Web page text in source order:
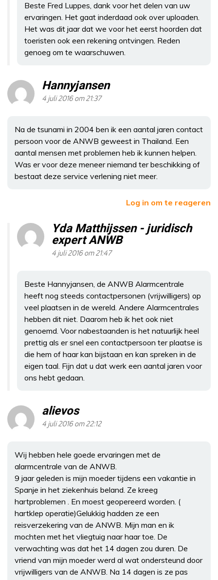
Beste Fred Luppes, dank voor het delen van uw
ervaringen. Het gaat inderdaad ook over uploaden.
Het was dit jaar dat we voor het eerst hoorden dat
toeristen ook een rekening ontvingen. Reden
genoeg om te waarschuwen.
Hannyjansen
4 juli 2016 om 21:37
Na de tsunami in 2004 ben ik een aantal jaren contact
persoon voor de ANWB geweest in Thailand. Een
aantal mensen met problemen heb ik kunnen helpen.
Was er voor deze meneer niemand ter beschikking of
bestaat deze service verlening niet meer.
Log in om te reageren
Yda Matthijssen - juridisch
expert ANWB
4 juli 2016 om 21:47
Beste Hannyjansen, de ANWB Alarmcentrale
heeft nog steeds contactpersonen (vrijwilligers) op
veel plaatsen in de wereld. Andere Alarmcentrales
hebben dit niet. Daarom heb ik het ook niet
genoemd. Voor nabestaanden is het natuurlijk heel
prettig als er snel een contactpersoon ter plaatse is
die hem of haar kan bijstaan en kan spreken in de
eigen taal. Fijn dat u dat werk een aantal jaren voor
ons hebt gedaan.
alievos
4 juli 2016 om 22:12
Wij hebben hele goede ervaringen met de
alarmcentrale van de ANWB.
9 jaar geleden is mijn moeder tijdens een vakantie in
Spanje in het ziekenhuis beland. Ze kreeg
hartproblemen . En moest geopereerd worden. (
hartklep operatie)Gelukkig hadden ze een
reisverzekering van de ANWB. Mijn man en ik
mochten met het vliegtuig naar haar toe. De
verwachting was dat het 14 dagen zou duren. De
vriend van mijn moeder werd al wat ondersteund door
vrijwilligers van de ANWB. Na 14 dagen is ze pas